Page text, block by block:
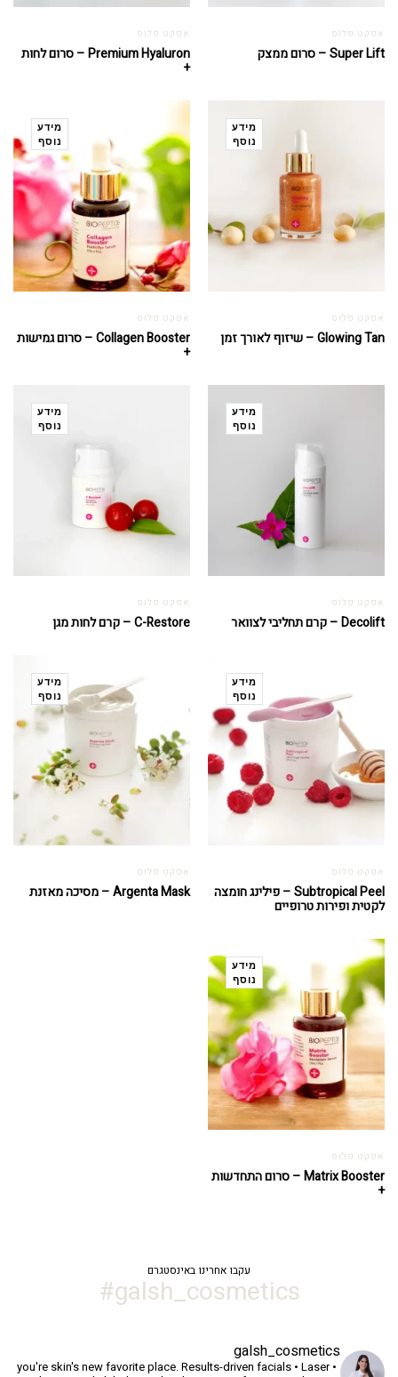
אפקט פלוס
Super Lift – סרום ממצק
אפקט פלוס
Premium Hyaluron – סרום לחות
+
מידע
נוסף
אפקט פלוס
Glowing Tan – שיזוף לאורך זמן
מידע
נוסף
אפקט פלוס
Collagen Booster – סרום גמישות
+
מידע
נוסף
אפקט פלוס
Decolift – קרם תחליבי לצוואר
מידע
נוסף
אפקט פלוס
C-Restore – קרם לחות מגן
מידע
נוסף
אפקט פלוס
Subtropical Peel – פילינג חומצה
לקטית ופירות טרופיים
מידע
נוסף
אפקט פלוס
Argenta Mask – מסיכה מאזנת
מידע
נוסף
אפקט פלוס
Matrix Booster – סרום התחדשות
+
עקבו אחרינו באינסטגרם
galsh_cosmetics#
galsh_cosmetics
you're skin's new favorite place.Results-driven facials • Laser •